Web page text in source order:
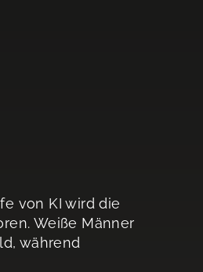
von KI wird die
Weiße Männer
während